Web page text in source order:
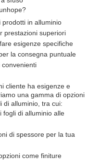
prodotti in alluminio
prestazioni superiori
esigenze specifiche
la consegna puntuale
convenienti
cliente ha esigenze e
una gamma di opzioni
di alluminio, tra cui:
fogli di alluminio alle
di spessore per la tua
come finiture